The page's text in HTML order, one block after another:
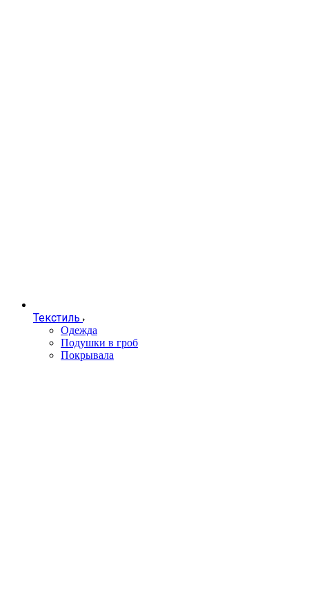
Текстиль
Одежда
Подушки в гроб
Покрывала